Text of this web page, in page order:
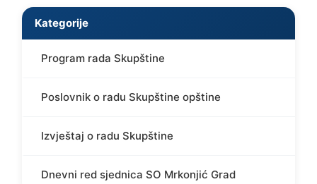
Kategorije
Program rada Skupštine
Poslovnik o radu Skupštine opštine
Izvještaj o radu Skupštine
Dnevni red sjednica SO Mrkonjić Grad